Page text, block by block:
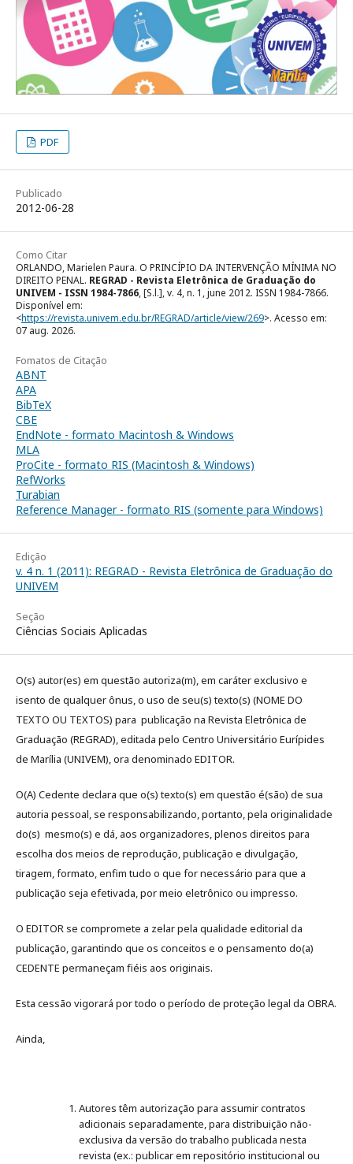
PDF
Publicado
2012-06-28
Como Citar
ORLANDO, Marielen Paura. O PRINCÍPIO DA INTERVENÇÃO MÍNIMA NO
DIREITO PENAL. REGRAD - Revista Eletrônica de Graduação do
UNIVEM - ISSN 1984-7866, [S.l.], v. 4, n. 1, june 2012. ISSN 1984-7866.
Disponível em:
<https://revista.univem.edu.br/REGRAD/article/view/269>. Acesso em:
07 aug. 2026.
Fomatos de Citação
ABNT
APA
BibTeX
CBE
EndNote - formato Macintosh & Windows
MLA
ProCite - formato RIS (Macintosh & Windows)
RefWorks
Turabian
Reference Manager - formato RIS (somente para Windows)
Edição
v. 4 n. 1 (2011): REGRAD - Revista Eletrônica de Graduação do
UNIVEM
Seção
Ciências Sociais Aplicadas
O(s) autor(es) em questão autoriza(m), em caráter exclusivo e
isento de qualquer ônus, o uso de seu(s) texto(s) (NOME DO
TEXTO OU TEXTOS) para publicação na Revista Eletrônica de
Graduação (REGRAD), editada pelo Centro Universitário Eurípides
de Marília (UNIVEM), ora denominado EDITOR.
O(A) Cedente declara que o(s) texto(s) em questão é(são) de sua
autoria pessoal, se responsabilizando, portanto, pela originalidade
do(s) mesmo(s) e dá, aos organizadores, plenos direitos para
escolha dos meios de reprodução, publicação e divulgação,
tiragem, formato, enfim tudo o que for necessário para que a
publicação seja efetivada, por meio eletrônico ou impresso.
O EDITOR se compromete a zelar pela qualidade editorial da
publicação, garantindo que os conceitos e o pensamento do(a)
CEDENTE permaneçam fiéis aos originais.
Esta cessão vigorará por todo o período de proteção legal da OBRA.
Ainda,
Autores têm autorização para assumir contratos
adicionais separadamente, para distribuição não-
exclusiva da versão do trabalho publicada nesta
revista (ex.: publicar em repositório institucional ou